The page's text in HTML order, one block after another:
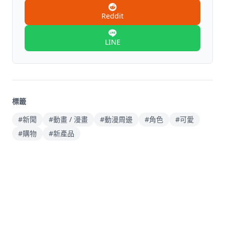
Reddit
LINE
標籤
#新聞
#動畫 / 漫畫 #動漫周邊 #角色
#可愛
#購物
#新產品